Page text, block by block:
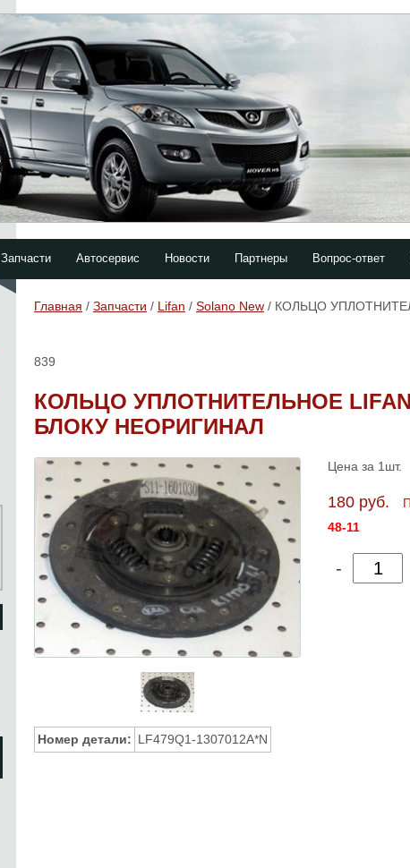
Запчасти Автосервис Новости Партнеры Вопрос-ответ
Главная / Запчасти / Lifan / Solano New / КОЛЬЦО
839
КОЛЬЦО УПЛОТНИТЕЛЬНОЕ
БЛОКУ НЕОРИГИНАЛ
Цена за 1шт.
180 руб.
48-11
-
Номер детали: LF479Q1-1307012A*N